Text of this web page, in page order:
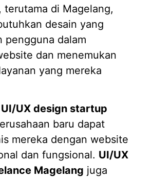
terutama di Magelang,
desain yang
pengguna dalam
dan menemukan
yang mereka
UX design startup
baru dapat
mereka dengan website
dan fungsional. UI/UX
Magelang juga